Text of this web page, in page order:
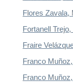
Flores Zavala,
Fortanell
Fraire
Franco
Franco